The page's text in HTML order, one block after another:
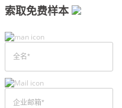
索取免费样本